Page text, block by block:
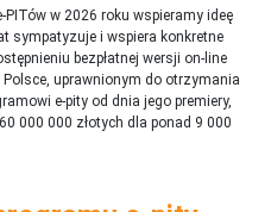
w 2026 roku wspieramy ideę
sympatyzuje i wspiera konkretne
bezpłatnej wersji on-line
uprawnionym do otrzymania
e-pity od dnia jego premiery,
000 000 złotych dla ponad 9 000